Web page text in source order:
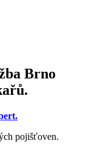
Brno
pojišťoven.